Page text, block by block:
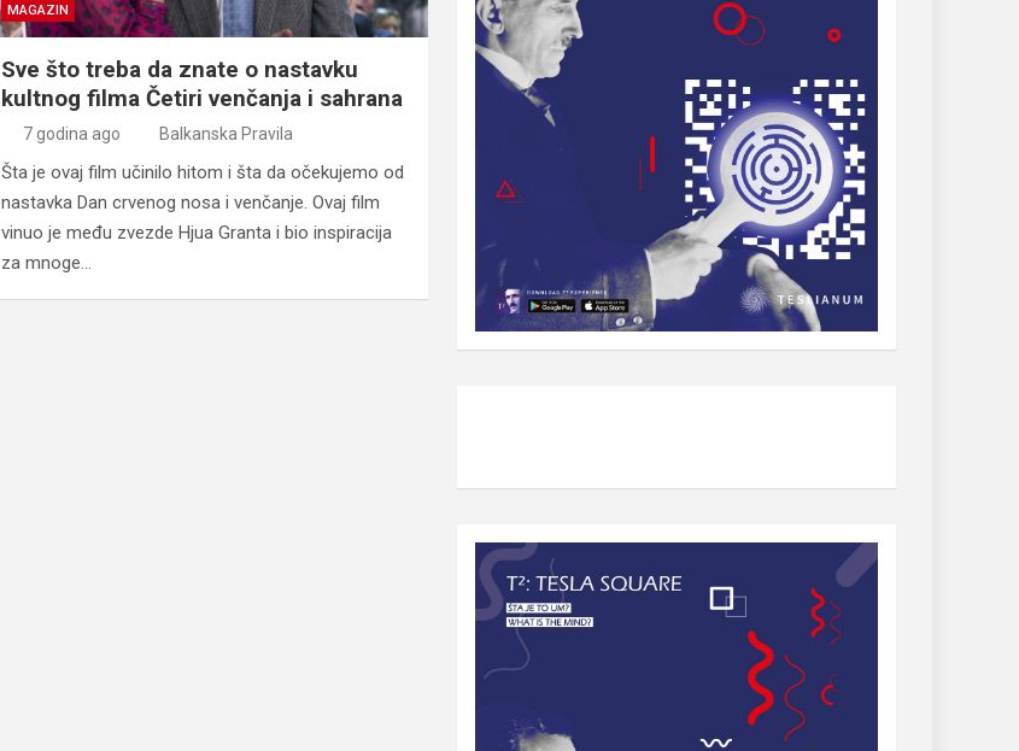
MAGAZIN
Sve što treba da znate o nastavku
kultnog filma Četiri venčanja i sahrana
7 godina ago Balkanska Pravila
Šta je ovaj film učinilo hitom i šta da očekujemo od
nastavka Dan crvenog nosa i venčanje. Ovaj film
vinuo je među zvezde Hjua Granta i bio inspiracija
za mnoge…